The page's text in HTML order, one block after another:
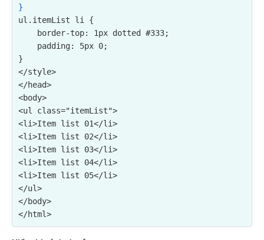
}
ul.itemList li {
}
</style>
</head>
<ul class="itemList">
<li>Item list 01</li>
<li>Item list 02</li>
<li>Item list 03</li>
<li>Item list 04</li>
<li>Item list 05</li>
</ul>
</body>